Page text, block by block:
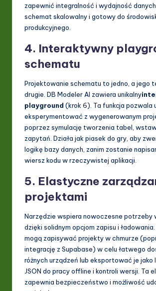
zapewnić integralność i wydajność
schemat skalowalny i gotowy do
produkcyjnego.
4. Interaktywny
schematu
Projektowanie schematu to jedno, a jego
drugie. DB Modeler AI zawiera unikalny
playground (krok 6). Ta funkcja pozwala
eksperymentować z wygenerowanym
poprzez symulację tworzenia tabel,
zapytań. Działa jak piasek do gry, aby
logikę bazy danych, zanim zostanie
wiersz kodu w rzeczywistej aplikacji.
5. Elastyczne
projektami
Narzędzie wspiera nowoczesne potrzeby
dzięki solidnym opcjom zapisu i
mogą zapisywać projekty w chmurze
integrację z Supabase) w celu łatwego
różnych urządzeń lub eksportować je jako
JSON do pracy offline i kontroli wersji. Ta
zapewnia bezpieczeństwo i możliwość